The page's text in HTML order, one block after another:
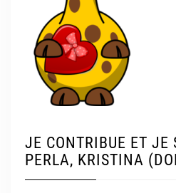
JE CONTRIBUE ET JE
PERLA, KRISTINA